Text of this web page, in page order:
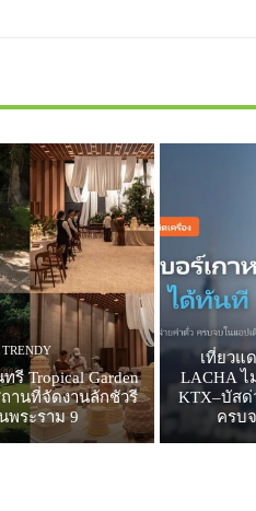
TRENDY
รี Tropical Garden
านที่จัดงานลักชัวรี
พระราม 9
เที่ยวแ
LACHA ไ
KTX–บัส
ครบ